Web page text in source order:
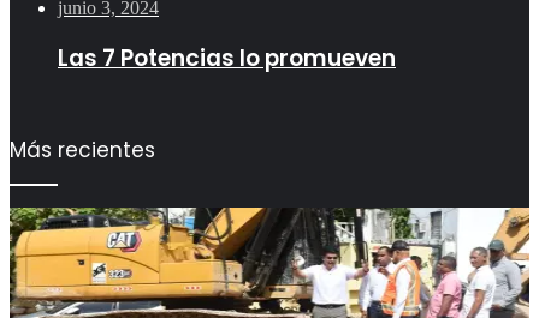
junio 3, 2024
Las 7 Potencias lo promueven
Más recientes